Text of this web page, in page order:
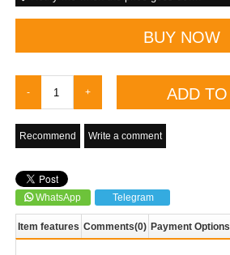
Recommend Write a comment
WhatsApp Telegram
Item features Comments(0) Payment Options